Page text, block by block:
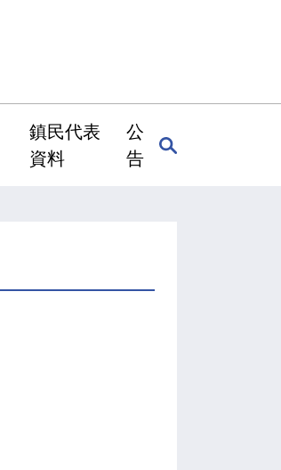
鎮民代表
資料
公
告